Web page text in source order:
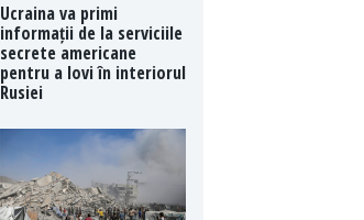
Ucraina va primi
informații de la serviciile
secrete americane
pentru a lovi în interiorul
Rusiei